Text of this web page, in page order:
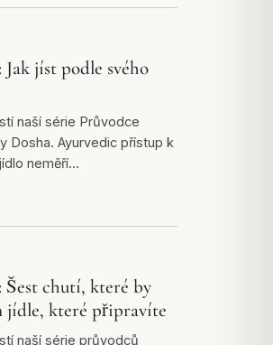
jíst podle svého
naší série Průvodce
Dosha. Ayurvedic přístup k
neměří…
Šest chutí, které by
jídle, které připravíte
naší série průvodců